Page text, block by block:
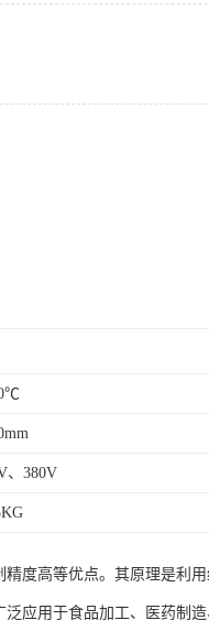
、380V
度高等优点。其原理是利
应用于食品加工、医药制